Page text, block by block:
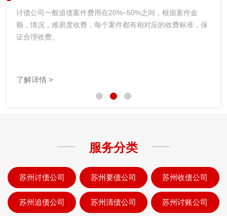
讨债公司一般追债案件费用在20%~50%之间，根据案件金
额，情况，难易度收费，每个案件都有相对应的收费标准，保
证合理收费。
了解详情 >
服务分类
苏州讨债公司 苏州要债公司 苏州收债公司
苏州追债公司 苏州清债公司 苏州讨账公司